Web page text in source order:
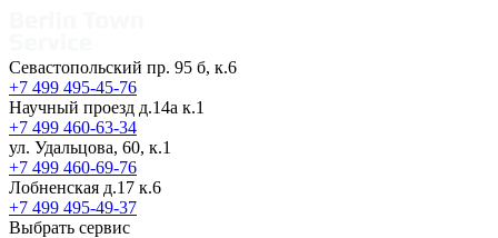
Севастопольский пр. 95 б, к.6
+7 499 495-45-76
Научный проезд д.14а к.1
+7 499 460-63-34
ул. Удальцова, 60, к.1
+7 499 460-69-76
Лобненская д.17 к.6
+7 499 495-49-37
Выбрать сервис